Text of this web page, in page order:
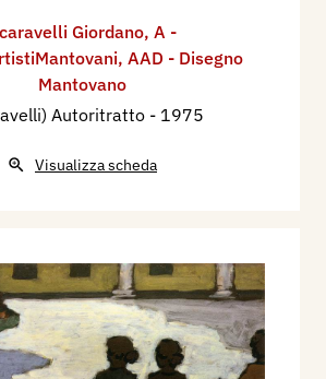
Giordano, A -
, AAD - Disegno
Mantovano
Autoritratto - 1975
Visualizza scheda